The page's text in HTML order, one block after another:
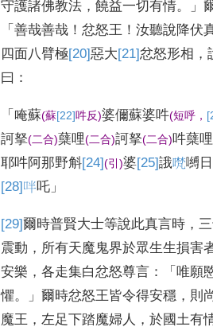
守護諸佛教法 ，饒益一切有情。」
「善哉善哉 ！忿怒王 ！汝聽說降伏
四面八臂極[20]惡大[21]忿怒形相 ，
曰 ：
「 唵蘇(蘇[22]吽反)婆儞蘇婆吽(短呼 ，
訶拏(二合)蘖哩(二合)訶拏(二合)吽蘖哩
耶吽阿那野斛[24](引)婆[25]誐𭊃嚩日
[28] 𠰢吒 」
[29]爾時普賢大士等說此真言時 ，
震動 ， 所有天魔鬼界於眾生生損害
安樂 ，各走集白忿怒尊言 ： 「唯願
懼。」爾時忿怒王皆令得安穩 ， 則
魔王 ，左足下踏魔婦人 ，於國土有